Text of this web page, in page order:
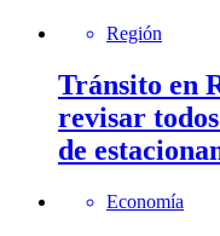
Región
Tránsito en
revisar
de
Economía